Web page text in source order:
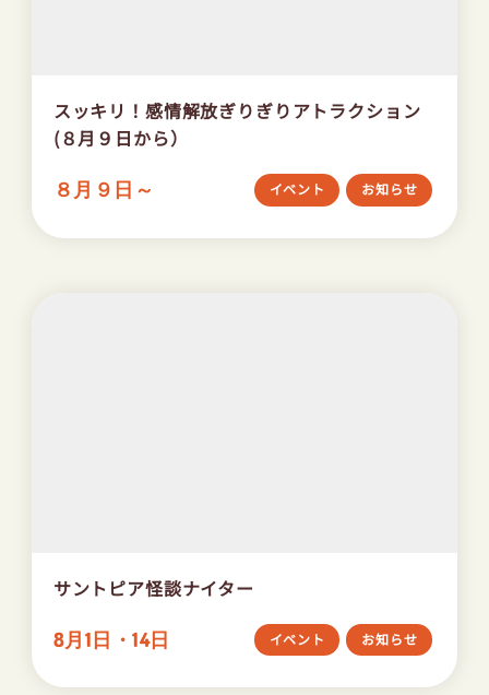
スッキリ！感情解放ぎりぎりアトラクション
(８月９日から）
８月９日～ イベント お知らせ
サントピア怪談ナイター
8月1日・14日 イベント お知らせ